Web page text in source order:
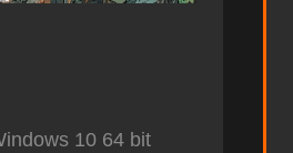
10 64 bit